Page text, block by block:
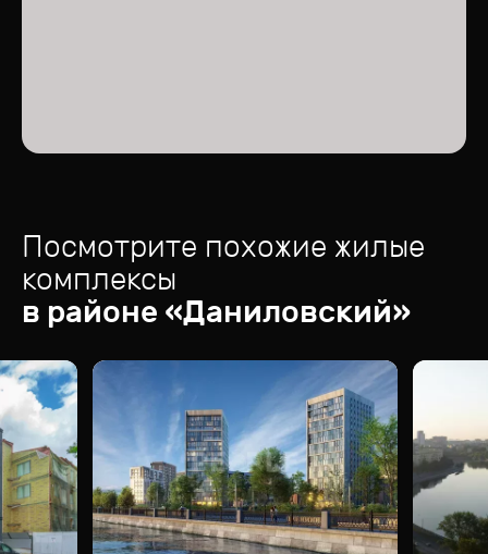
Посмотрите похожие жилые
комплексы
в районе «Даниловский»